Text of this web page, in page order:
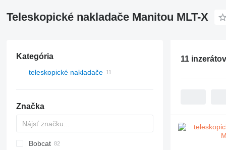
Teleskopické nakladače Manitou MLT-X
Kategória
teleskopické nakladače
Značka
T-series
Bobcat
11